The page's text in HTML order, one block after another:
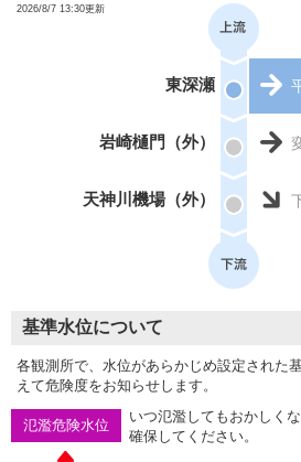
2026/8/7 13:30更新
東深瀬
岩崎樋門（外）
天神川機場（外）
基準水位について
各観測所で、水位があらかじめ設定された
えて危険度をお知らせします。
氾濫危険水位
いつ氾濫してもおかしく
確保してください。